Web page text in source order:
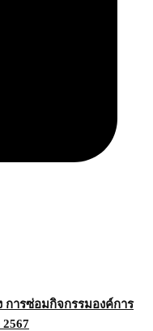
การซ่อมกิจกรรมองค์การ